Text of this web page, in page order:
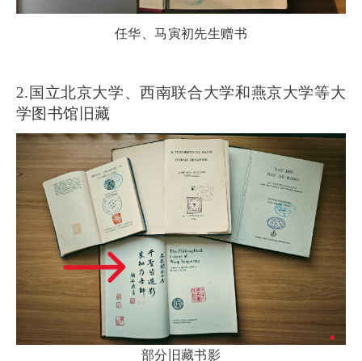
任华、马寅初先生赠书
2.国立北京大学、西南联合大学和燕京大学等大
学图书馆旧藏
部分旧藏书影